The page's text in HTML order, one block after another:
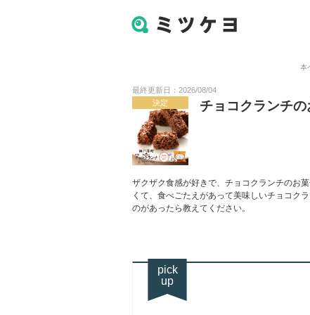
本
最終更新日：2026/08/04
決定
チョコクランチ
ザクザク食感が好きで、チョコクランチのお
くて、食べごたえがあって美味しいチョコク
のがあったら教えてください。
pick
up